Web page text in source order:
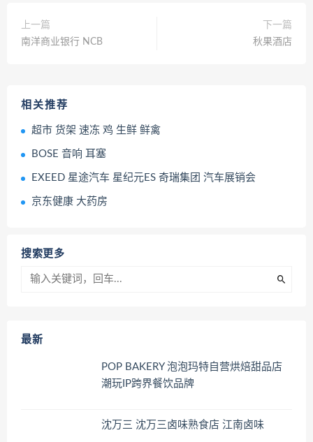
上一篇
南洋商业银行 NCB
下一篇
秋果酒店
相关推荐
超市 货架 速冻 鸡 生鲜 鲜禽
BOSE 音响 耳塞
EXEED 星途汽车 星纪元ES 奇瑞集团 汽车展销会
京东健康 大药房
搜索更多
最新
POP BAKERY 泡泡玛特自营烘焙甜品店
潮玩IP跨界餐饮品牌
沈万三 沈万三卤味熟食店 江南卤味